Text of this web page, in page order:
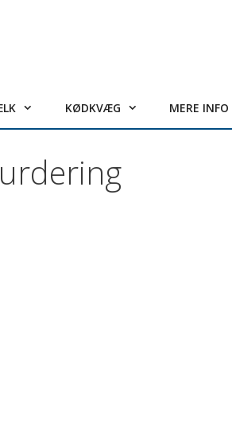
KØDKVÆG MERE INFO